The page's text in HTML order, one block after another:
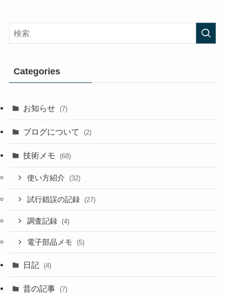
Categories
お知らせ (7)
ブログについて (2)
技術メモ (68)
使い方紹介 (32)
試行錯誤の記録 (27)
調査記録 (4)
電子部品メモ (5)
日記 (4)
昔の記事 (7)